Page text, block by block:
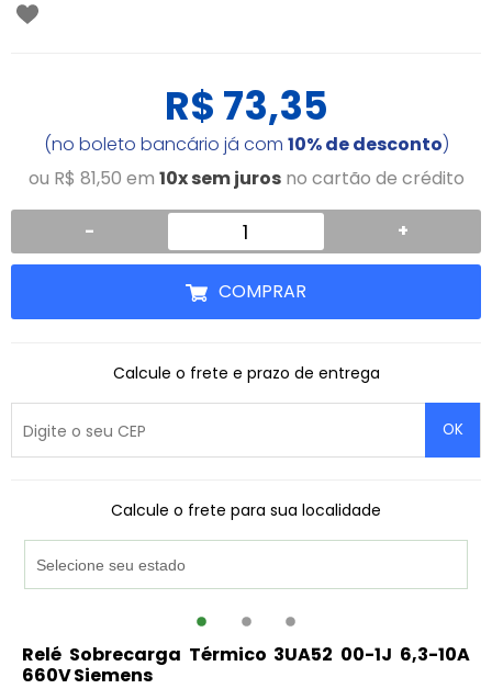
R$ 73,35
(no boleto bancário já com 10% de desconto)
ou R$ 81,50 em 10x sem jurosno cartão de crédito
- +
COMPRAR
Calcule o frete e prazo de entrega
OK
Calcule o frete para sua localidade
Relé Sobrecarga Térmico 3UA52 00-1J 6,3-10A
660V Siemens